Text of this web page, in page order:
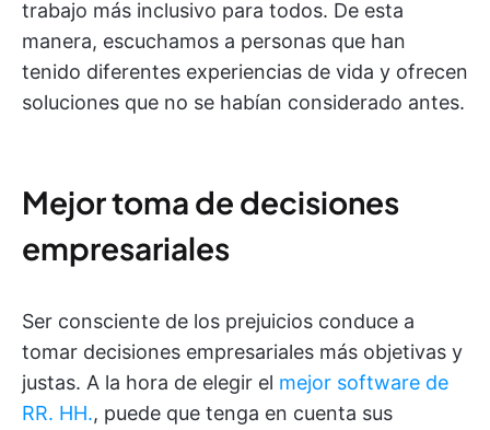
trabajo más inclusivo para todos. De esta
manera, escuchamos a personas que han
tenido diferentes experiencias de vida y ofrecen
soluciones que no se habían considerado antes.
Mejor toma de decisiones
empresariales
Ser consciente de los prejuicios conduce a
tomar decisiones empresariales más objetivas y
justas. A la hora de elegir el mejor software de
RR. HH., puede que tenga en cuenta sus